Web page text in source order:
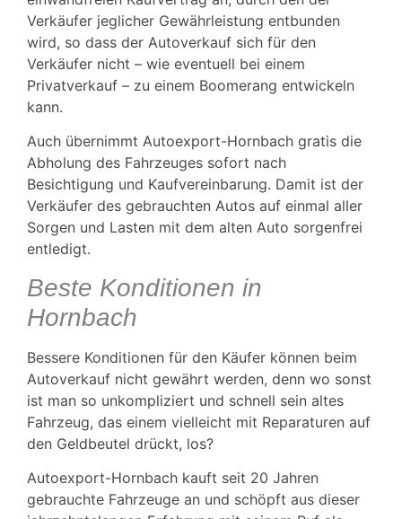
Verkäufer jeglicher Gewährleistung entbunden
wird, so dass der Autoverkauf sich für den
Verkäufer nicht – wie eventuell bei einem
Privatverkauf – zu einem Boomerang entwickeln
kann.
Auch übernimmt Autoexport-Hornbach gratis die
Abholung des Fahrzeuges sofort nach
Besichtigung und Kaufvereinbarung. Damit ist der
Verkäufer des gebrauchten Autos auf einmal aller
Sorgen und Lasten mit dem alten Auto sorgenfrei
entledigt.
Beste Konditionen in
Hornbach
Bessere Konditionen für den Käufer können beim
Autoverkauf nicht gewährt werden, denn wo sonst
ist man so unkompliziert und schnell sein altes
Fahrzeug, das einem vielleicht mit Reparaturen auf
den Geldbeutel drückt, los?
Autoexport-Hornbach kauft seit 20 Jahren
gebrauchte Fahrzeuge an und schöpft aus dieser